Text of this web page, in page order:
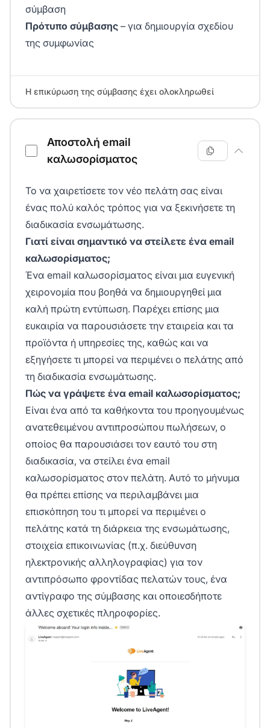
σύμβαση
Πρότυπο σύμβασης – για δημιουργία σχεδίου
της συμφωνίας
Η επικύρωση της σύμβασης έχει ολοκληρωθεί
Αποστολή email
καλωσορίσματος
Το να χαιρετίσετε τον νέο πελάτη σας είναι
ένας πολύ καλός τρόπος για να ξεκινήσετε τη
διαδικασία ενσωμάτωσης.
Γιατί είναι σημαντικό να στείλετε ένα email
καλωσορίσματος;
Ένα email καλωσορίσματος είναι μια ευγενική
χειρονομία που βοηθά να δημιουργηθεί μια
καλή πρώτη εντύπωση. Παρέχει επίσης μια
ευκαιρία να παρουσιάσετε την εταιρεία και τα
προϊόντα ή υπηρεσίες της, καθώς και να
εξηγήσετε τι μπορεί να περιμένει ο πελάτης από
τη διαδικασία ενσωμάτωσης.
Πώς να γράψετε ένα email καλωσορίσματος;
Είναι ένα από τα καθήκοντα του προηγουμένως
ανατεθειμένου αντιπροσώπου πωλήσεων, ο
οποίος θα παρουσιάσει τον εαυτό του στη
διαδικασία, να στείλει ένα email
καλωσορίσματος στον πελάτη. Αυτό το μήνυμα
θα πρέπει επίσης να περιλαμβάνει μια
επισκόπηση του τι μπορεί να περιμένει ο
πελάτης κατά τη διάρκεια της ενσωμάτωσης,
στοιχεία επικοινωνίας (π.χ. διεύθυνση
ηλεκτρονικής αλληλογραφίας) για τον
αντιπρόσωπο φροντίδας πελατών τους, ένα
αντίγραφο της σύμβασης και οποιεσδήποτε
άλλες σχετικές πληροφορίες.